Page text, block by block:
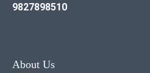
9827898510
About Us